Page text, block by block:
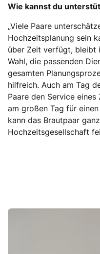
Wie kannst du
„Viele Paare
Hochzeitsplanung sein
über Zeit verfügt, bleibt
Wahl, die passenden
gesamten
hilfreich. Auch am Tag
Paare den Service
am großen Tag für
kann das Brautpaar
Hochzeitsgesellschaft